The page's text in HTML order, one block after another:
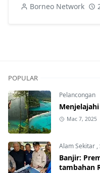
tahun penjara dan
Borneo Network
POPULAR
Pelancongan
Mac 7, 2025
Alam Sekitar ,
Banjir:
tambahan